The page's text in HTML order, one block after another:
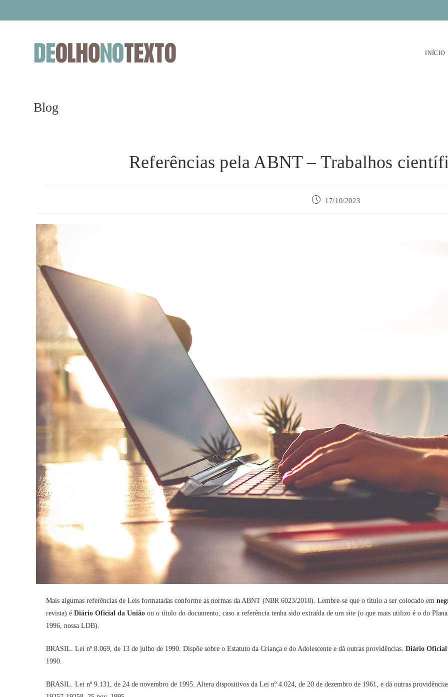
INÍCIO
Blog
Referências pela ABNT – Trabalhos
Post
17/10/2023
Mais algumas referências de Leis formatadas conforme as normas da ABNT (NBR 6023/2018). Lembre-se que o título a ser colocado em
revista) é Diário Oficial da União ou o título do documento, caso a referência tenha sido extraída de um site (o que mais utilizo é o do
1996, nossa LDB).
BRASIL. Lei nº 8.069, de 13 de julho de 1990. Dispõe sobre o Estatuto da Criança e do Adolescente e dá outras providências. Diário Oficial
1990.
BRASIL. Lei nº 9.131, de 24 de novembro de 1995. Altera dispositivos da Lei nº 4.024, de 20 de dezembro de 1961, e dá outras